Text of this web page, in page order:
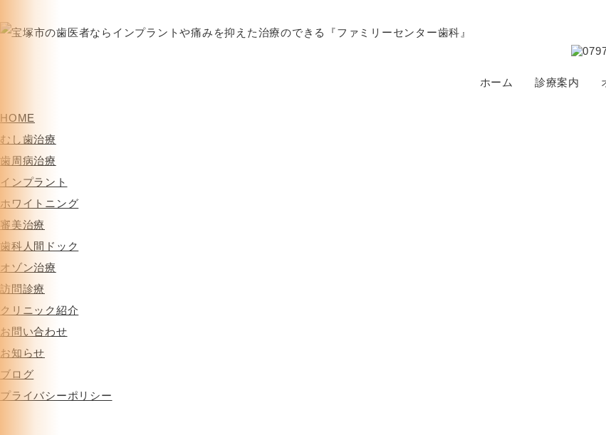
ホーム 診療案内
HOME
むし歯治療
歯周病治療
インプラント
ホワイトニング
審美治療
歯科人間ドック
オゾン治療
訪問診療
クリニック紹介
お問い合わせ
お知らせ
ブログ
プライバシーポリシー
HOME >お知らせ